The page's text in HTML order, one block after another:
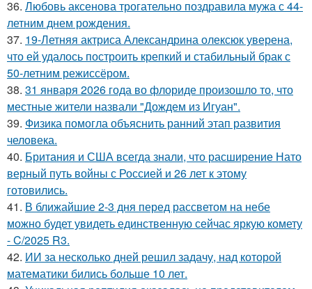
36. Любовь аксенова трогательно поздравила мужа с 44-
летним днем рождения.
37. 19-Летняя актриса Александрина олексюк уверена,
что ей удалось построить крепкий и стабильный брак с
50-летним режиссёром.
38. 31 января 2026 года во флориде произошло то, что
местные жители назвали "Дождем из Игуан".
39. Физика помогла объяснить ранний этап развития
человека.
40. Британия и США всегда знали, что расширение Нато
верный путь войны с Россией и 26 лет к этому
готовились.
41. В ближайшие 2-3 дня перед рассветом на небе
можно будет увидеть единственную сейчас яркую комету
- C/2025 R3.
42. ИИ за несколько дней решил задачу, над которой
математики бились больше 10 лет.